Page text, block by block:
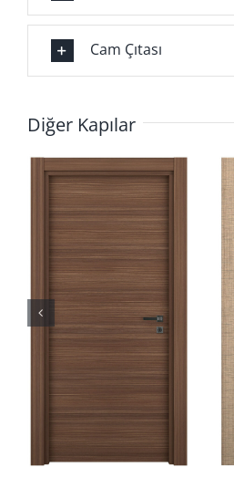
Cam Çıtası
Diğer Kapılar